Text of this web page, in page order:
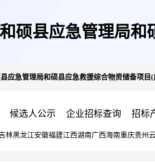
硕县应急管理局
应急管理局和硕县应急救援综合物资储备项目
候选人公示 企业招标查询 招标
林黑龙江安徽福建江西湖南广西海南重庆贵州